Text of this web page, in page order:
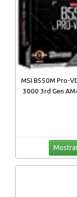
MSI B550M Pro-
3000 3rd Gen